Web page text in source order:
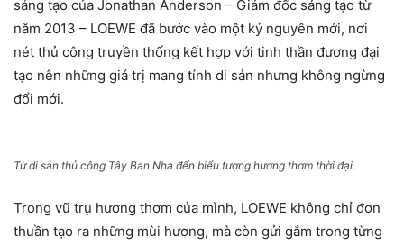
sáng tạo của Jonathan Anderson – Giám đốc sáng tạo từ
năm 2013 – LOEWE đã bước vào một kỷ nguyên mới, nơi
nét thủ công truyền thống kết hợp với tinh thần đương đại
tạo nên những giá trị mang tính di sản nhưng không ngừng
đổi mới.
Từ di sản thủ công Tây Ban Nha đến biểu tượng hương thơm thời đại.
Trong vũ trụ hương thơm của mình, LOEWE không chỉ đơn
thuần tạo ra những mùi hương, mà còn gửi gắm trong từng